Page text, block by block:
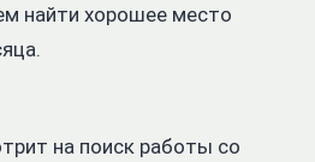
найти хорошее место
на поиск работы со